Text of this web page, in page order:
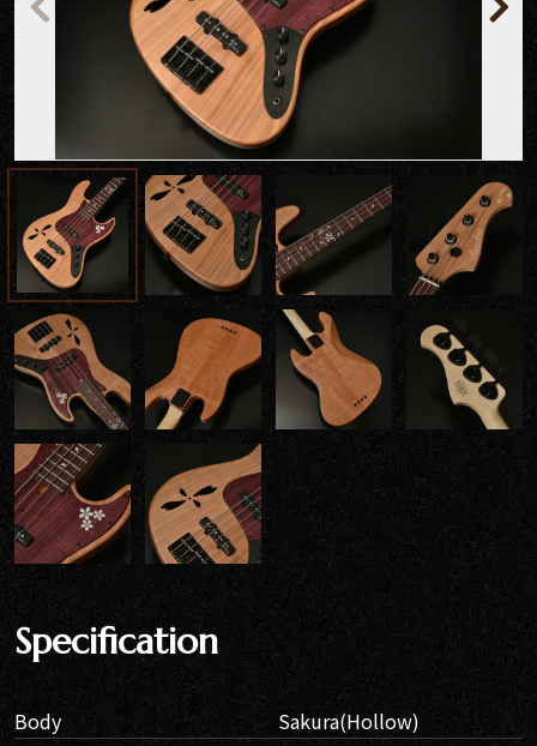
Specification
Body
Sakura(Hollow)